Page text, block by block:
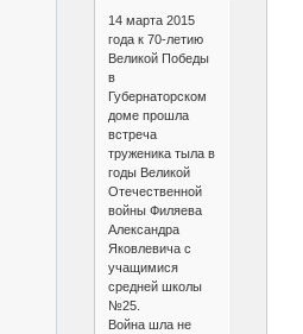
14 марта 2015
года к 70-летию
Великой Победы
в
Губернаторском
доме прошла
встреча
труженика тыла в
годы Великой
Отечественной
войны Филяева
Александра
Яковлевича с
учащимися
средней школы
№25.
Война шла не